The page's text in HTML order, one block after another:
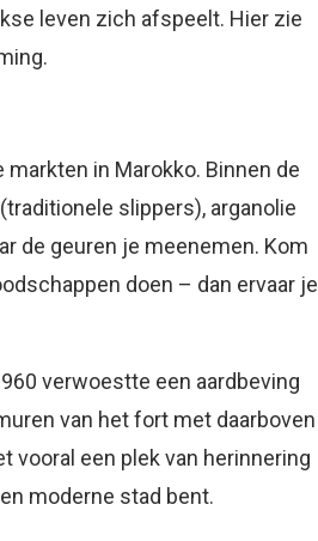
leven zich afspeelt. Hier zie
in Marokko. Binnen de
slippers), arganolie
de geuren je meenemen. Kom
doen – dan ervaar je
verwoestte een aardbeving
van het fort met daarboven
vooral een plek van herinnering
moderne stad bent.